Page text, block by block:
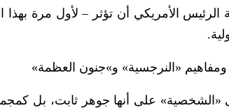
الأمريكي أن تؤثر – لأول مرة بهذا
ومفاهيم «النرجسية» و»جنون العظمة»
«الشخصية» على أنها جوهر ثابت، بل